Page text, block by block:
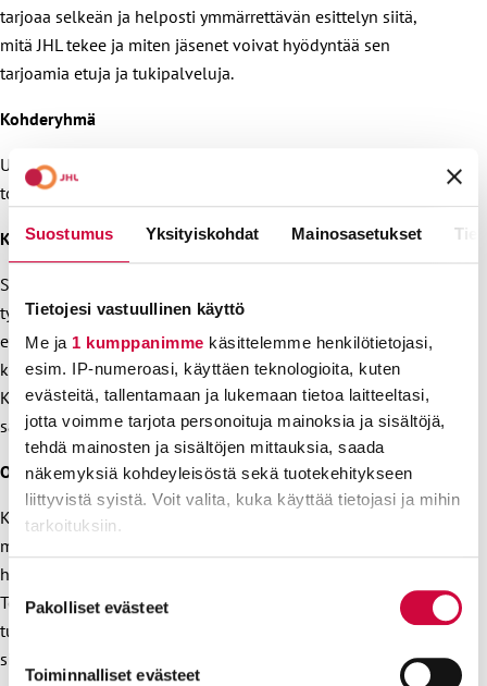
Suostumus Yksityiskohdat Mainosasetukset
Tietojesi vastuullinen käyttö
Me ja 1 kumppanimme käsittelemme henkilötietojasi,
esim. IP-numeroasi, käyttäen teknologioita, kuten
evästeitä, tallentamaan ja lukemaan tietoa laitteeltasi,
jotta voimme tarjota personoituja mainoksia ja sisältöjä,
tehdä mainosten ja sisältöjen mittauksia, saada
näkemyksiä kohdeyleisöstä sekä tuotekehitykseen
liittyvistä syistä. Voit valita, kuka käyttää tietojasi ja mihin
tarkoituksiin.
voit määrittää asetuksesi
. Voit muuttaa
Suostumuksen
valinta
Pakolliset evästeet
Toiminnalliset evästeet
tarjoaa selkeän ja helposti ymmärrettävän esittelyn siitä,
mitä JHL tekee ja miten jäsenet voivat hyödyntää sen
tarjoamia etuja ja tukipalveluja.
Kohderyhmä
Uusille jäsenille ja kaikille, jotka haluavat tietää lisää JHL:n
toiminnasta ja palveluista ja maahanmuuttajille
Keskeinen sisältö
Saat selkeän kuvan siitä, mitä JHL tekee ja miten se tukee
työntekijöitä. Opit, kuinka voit hyödyntää JHL:n tarjoamia
etuja ja palveluja. Voit saada tukea ja neuvontaa työelämän
kysymyksissä.
Kurssi tarjoaa mahdollisuuden tutustua muihin jäseniin ja
saada tietoa JHL:n toiminnasta.
Osaamistavoitteet
Kurssin tavoitteena on, että jokainen osallistuja ymmärtää,
miten JHL voi tukea heitä työelämässä ja kuinka he voivat
hyödyntää jäsenyyttään parhaalla mahdollisella tavalla.
Tervetuloa mukaan! Tämä kurssi on erinomainen tapa
tutustua JHL:ään ja oppia lisää siitä, kuinka se voi auttaa
sinua työelämässä.